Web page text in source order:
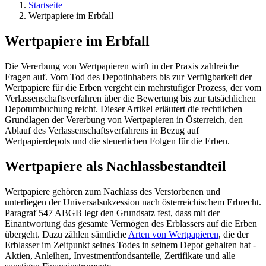
Startseite
Wertpapiere im Erbfall
Wertpapiere im Erbfall
Die Vererbung von Wertpapieren wirft in der Praxis zahlreiche
Fragen auf. Vom Tod des Depotinhabers bis zur Verfügbarkeit der
Wertpapiere für die Erben vergeht ein mehrstufiger Prozess, der vom
Verlassenschaftsverfahren über die Bewertung bis zur tatsächlichen
Depotumbuchung reicht. Dieser Artikel erläutert die rechtlichen
Grundlagen der Vererbung von Wertpapieren in Österreich, den
Ablauf des Verlassenschaftsverfahrens in Bezug auf
Wertpapierdepots und die steuerlichen Folgen für die Erben.
Wertpapiere als Nachlassbestandteil
Wertpapiere gehören zum Nachlass des Verstorbenen und
unterliegen der Universalsukzession nach österreichischem Erbrecht.
Paragraf 547 ABGB legt den Grundsatz fest, dass mit der
Einantwortung das gesamte Vermögen des Erblassers auf die Erben
übergeht. Dazu zählen sämtliche Arten von Wertpapieren, die der
Erblasser im Zeitpunkt seines Todes in seinem Depot gehalten hat -
Aktien, Anleihen, Investmentfondsanteile, Zertifikate und alle